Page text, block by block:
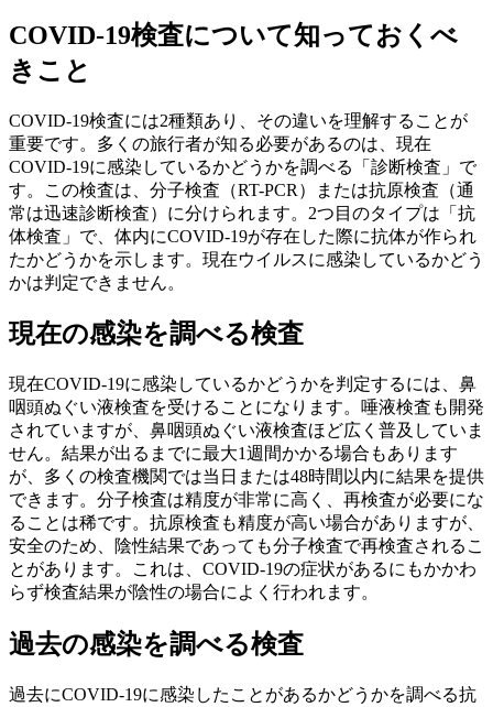
COVID-19検査について知っておくべ
きこと
COVID-19検査には2種類あり、その違いを理解することが
重要です。多くの旅行者が知る必要があるのは、現在
COVID-19に感染しているかどうかを調べる「診断検査」で
す。この検査は、分子検査（RT-PCR）または抗原検査（通
常は迅速診断検査）に分けられます。2つ目のタイプは「抗
体検査」で、体内にCOVID-19が存在した際に抗体が作られ
たかどうかを示します。現在ウイルスに感染しているかどう
かは判定できません。
現在の感染を調べる検査
現在COVID-19に感染しているかどうかを判定するには、鼻
咽頭ぬぐい液検査を受けることになります。唾液検査も開発
されていますが、鼻咽頭ぬぐい液検査ほど広く普及していま
せん。結果が出るまでに最大1週間かかる場合もあります
が、多くの検査機関では当日または48時間以内に結果を提供
できます。分子検査は精度が非常に高く、再検査が必要にな
ることは稀です。抗原検査も精度が高い場合がありますが、
安全のため、陰性結果であっても分子検査で再検査されるこ
とがあります。これは、COVID-19の症状があるにもかかわ
らず検査結果が陰性の場合によく行われます。
過去の感染を調べる検査
過去にCOVID-19に感染したことがあるかどうかを調べる抗